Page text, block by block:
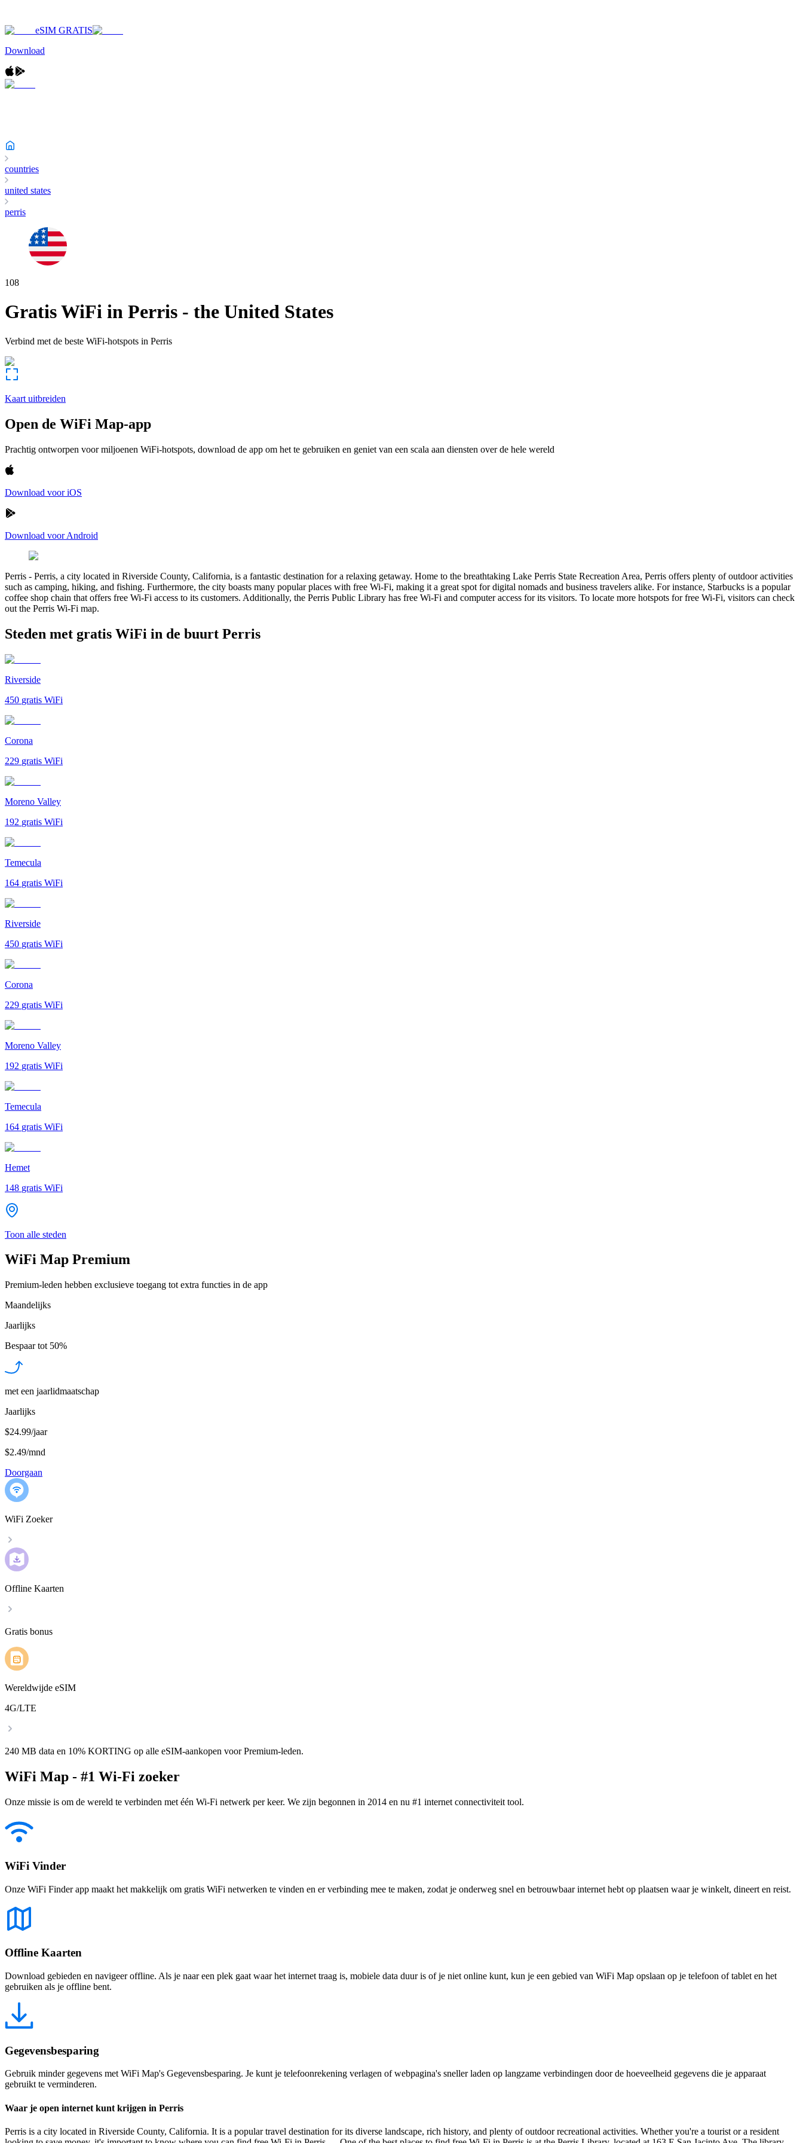
eSIM GRATIS
Download
countries
united states
perris
108
Gratis WiFi in Perris - the United States
Verbind met de beste WiFi-hotspots in Perris
Kaart uitbreiden
Open de WiFi Map-app
Prachtig ontworpen voor miljoenen WiFi-hotspots, download de app om het te gebruiken en geniet van een scala aan diensten over de hele wereld
Download voor iOS
Download voor Android
Perris - Perris, a city located in Riverside County, California, is a fantastic destination for a relaxing getaway. Home to the breathtaking Lake Perris State Recreation Area, Perris offers plenty of outdoor activities
such as camping, hiking, and fishing. Furthermore, the city boasts many popular places with free Wi-Fi, making it a great spot for digital nomads and business travelers alike. For instance, Starbucks is a popular
coffee shop chain that offers free Wi-Fi access to its customers. Additionally, the Perris Public Library has free Wi-Fi and computer access for its visitors. To locate more hotspots for free Wi-Fi, visitors can check
out the Perris Wi-Fi map.
Steden met gratis WiFi in de buurt Perris
Riverside
450 gratis WiFi
Corona
229 gratis WiFi
Moreno Valley
192 gratis WiFi
Temecula
164 gratis WiFi
Riverside
450 gratis WiFi
Corona
229 gratis WiFi
Moreno Valley
192 gratis WiFi
Temecula
164 gratis WiFi
Hemet
148 gratis WiFi
Toon alle steden
WiFi Map Premium
Premium-leden hebben exclusieve toegang tot extra functies in de app
Maandelijks
Jaarlijks
Bespaar tot 50%
met een jaarlidmaatschap
Jaarlijks
$24.99/jaar
$2.49/mnd
Doorgaan
WiFi Zoeker
Offline Kaarten
Gratis bonus
Wereldwijde eSIM
4G/LTE
240 MB data en 10% KORTING op alle eSIM-aankopen voor Premium-leden.
WiFi Map - #1 Wi-Fi zoeker
Onze missie is om de wereld te verbinden met één Wi-Fi netwerk per keer. We zijn begonnen in 2014 en nu #1 internet connectiviteit tool.
WiFi Vinder
Onze WiFi Finder app maakt het makkelijk om gratis WiFi netwerken te vinden en er verbinding mee te maken, zodat je onderweg snel en betrouwbaar internet hebt op plaatsen waar je winkelt, dineert en reist.
Offline Kaarten
Download gebieden en navigeer offline. Als je naar een plek gaat waar het internet traag is, mobiele data duur is of je niet online kunt, kun je een gebied van WiFi Map opslaan op je telefoon of tablet en het
gebruiken als je offline bent.
Gegevensbesparing
Gebruik minder gegevens met WiFi Map's Gegevensbesparing. Je kunt je telefoonrekening verlagen of webpagina's sneller laden op langzame verbindingen door de hoeveelheid gegevens die je apparaat
gebruikt te verminderen.
Waar je open internet kunt krijgen in Perris
Perris is a city located in Riverside County, California. It is a popular travel destination for its diverse landscape, rich history, and plenty of outdoor recreational activities. Whether you're a tourist or a resident